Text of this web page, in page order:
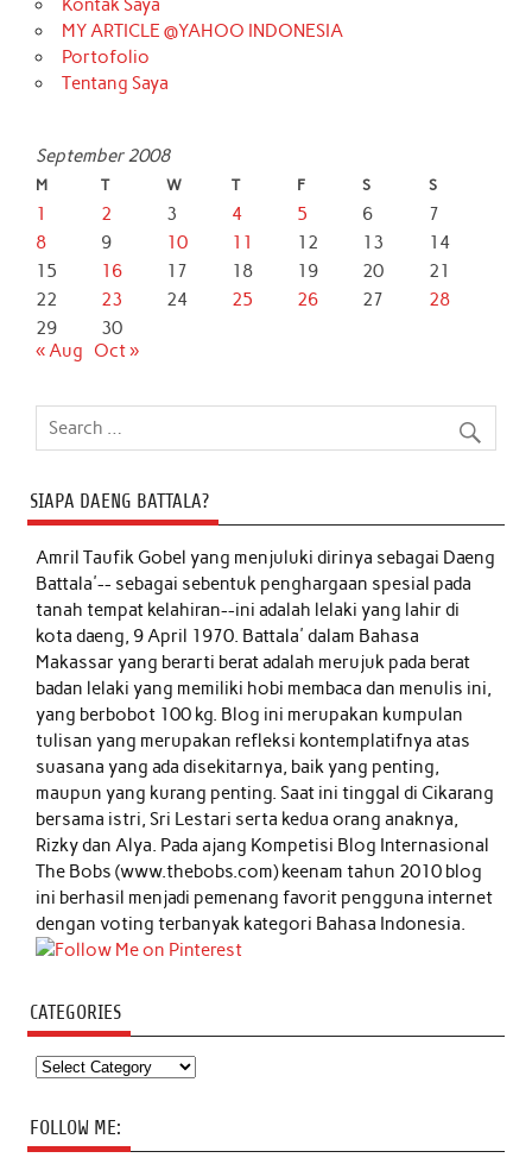
Kontak Saya
MY ARTICLE @YAHOO INDONESIA
Portofolio
Tentang Saya
September 2008
M T W T F S S
1 2 3 4 5 6
7
8
9 10 11 12 13
14
15
16 17 18 19 20
21
22
23 24 25 26 27
28
29
30
« Aug
Oct »
SIAPA DAENG BATTALA?
Amril Taufik Gobelyang menjuluki dirinya sebagai Daeng
Battala'-- sebagai sebentuk penghargaan spesial pada
tanah tempat kelahiran--ini adalah lelaki yang lahir di
kota daeng, 9 April 1970. Battala' dalam Bahasa
Makassar yang berarti berat adalah merujuk pada berat
badan lelaki yang memiliki hobi membaca dan menulis ini,
yang berbobot 100 kg. Blog ini merupakan kumpulan
tulisan yang merupakan refleksi kontemplatifnya atas
suasana yang ada disekitarnya, baik yang penting,
maupun yang kurang penting. Saat ini tinggal di Cikarang
bersama istri, Sri Lestari serta kedua orang anaknya,
Rizky dan Alya. Pada ajang Kompetisi Blog Internasional
The Bobs (www.thebobs.com) keenam tahun 2010 blog
ini berhasil menjadi pemenang favorit pengguna internet
dengan voting terbanyak kategori Bahasa Indonesia.
CATEGORIES
Categories
FOLLOW ME: